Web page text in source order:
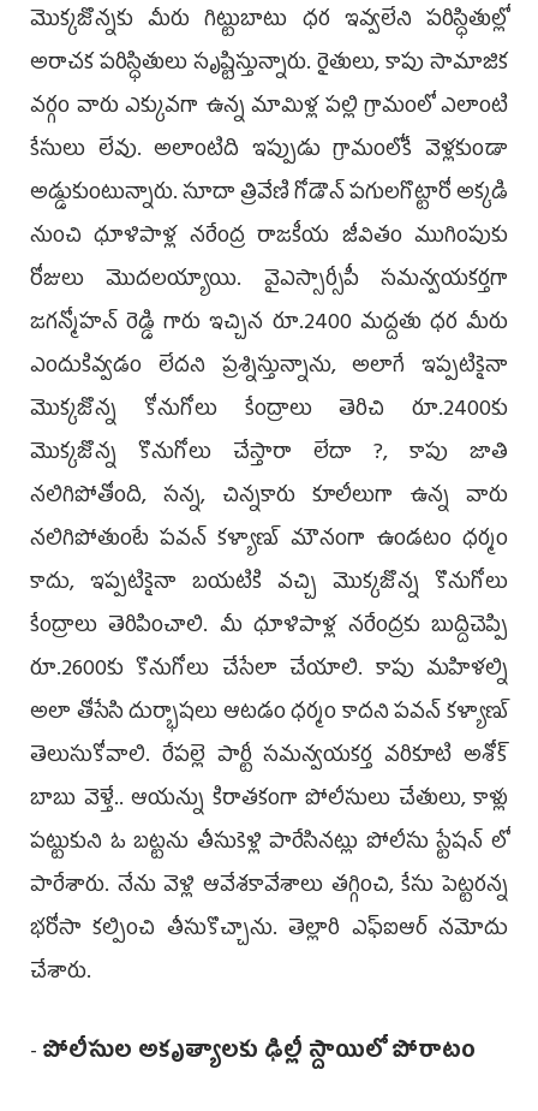
మొక్కజొన్నకు మీరు గిట్టుబాటు ధర ఇవ్వలేని పరిస్ధితుల్లో
అరాచక పరిస్ధితులు సృష్టిస్తున్నారు. రైతులు, కాపు సామాజిక
వర్గం వారు ఎక్కువగా ఉన్న మామిళ్ల పల్లి గ్రామంలో ఎలాంటి
కేసులు లేవు. అలాంటిది ఇప్పుడు గ్రామంలోకే వెళ్లకుండా
అడ్డుకుంటున్నారు. సూదా త్రివేణి గోడౌన్ పగులగొట్టారో అక్కడి
నుంచి ధూళిపాళ్ల నరేంద్ర రాజకీయ జీవితం ముగింపుకు
రోజులు మొదలయ్యాయి. వైఎస్సార్సీపీ సమన్వయకర్తగా
జగన్మోహన్ రెడ్డి గారు ఇచ్చిన రూ.2400 మద్దతు ధర మీరు
ఎందుకివ్వడం లేదని ప్రశ్నిస్తున్నాను, అలాగే ఇప్పటికైనా
మొక్కజొన్న కోనుగోలు కేంద్రాలు తెరిచి రూ.2400కు
మొక్కజొన్న కొనుగోలు చేస్తారా లేదా ?, కాపు జాతి
నలిగిపోతోంది, సన్న, చిన్నకారు కూలీలుగా ఉన్న వారు
నలిగిపోతుంటే పవన్ కళ్యాణ్ మౌనంగా ఉండటం ధర్మం
కాదు, ఇప్పటికైనా బయటికి వచ్చి మొక్కజొన్న కొనుగోలు
కేంద్రాలు తెరిపించాలి. మీ ధూళిపాళ్ల నరేంద్రకు బుద్దిచెప్పి
రూ.2600కు కొనుగోలు చేసేలా చేయాలి. కాపు మహిళల్ని
అలా తోసేసి దుర్భాషలు ఆటడం ధర్మం కాదని పవన్ కళ్యాణ్
తెలుసుకోవాలి. రేపల్లె పార్టీ సమన్వయకర్త వరికూటి అశోక్
బాబు వెళ్తే.. ఆయన్ను కిరాతకంగా పోలీసులు చేతులు, కాళ్లు
పట్టుకుని ఓ బట్టను తీసుకెళ్లి పారేసినట్లు పోలీసు స్టేషన్ లో
పారేశారు. నేను వెళ్లి ఆవేశకావేశాలు తగ్గించి, కేసు పెట్టరన్న
భరోసా కల్పించి తీసుకొచ్చాను. తెల్లారి ఎఫ్ఐఆర్ నమోదు
చేశారు.
-పోలీసుల అకృత్యాలకు ఢిల్లీ స్దాయిలో పోరాటం